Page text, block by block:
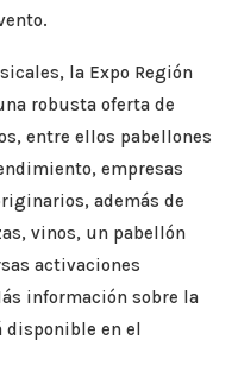
la Expo Región
robusta oferta de
entre ellos pabellones
empresas
además de
vinos, un pabellón
activaciones
información sobre la
disponible en el